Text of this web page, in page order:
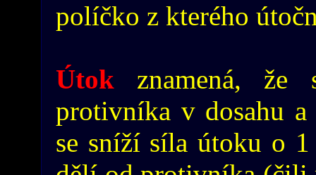
políčko z kterého
Útok znamená, že
protivníka v dosahu
se sníží síla útoku o